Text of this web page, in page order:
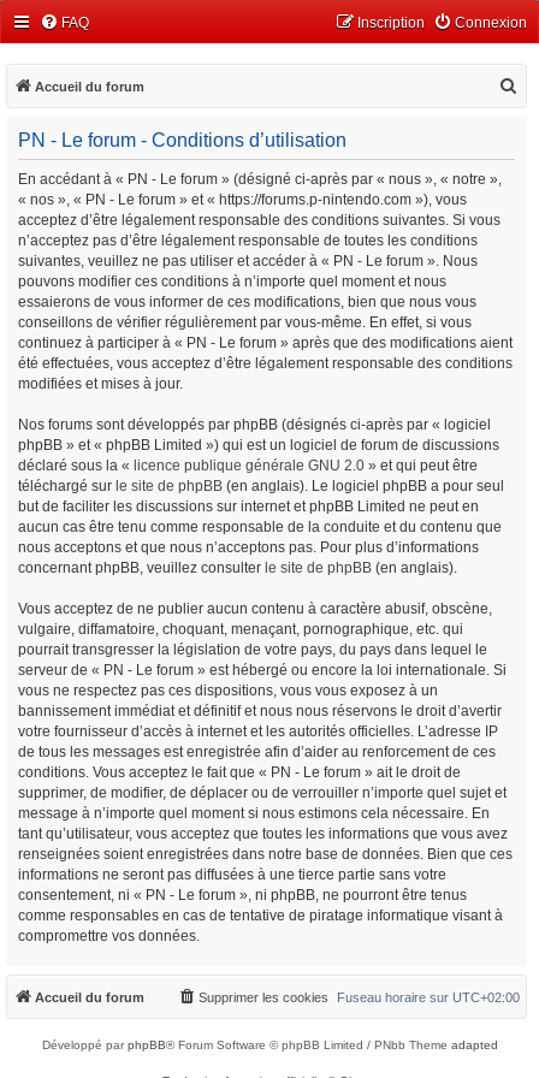
FAQ Connexion
Inscription
Accueil du forum
PN - Le forum - Conditions d’utilisation
En accédant à « PN - Le forum » (désigné ci-après par « nous », « notre »,
« nos », « PN - Le forum » et « https://forums.p-nintendo.com »), vous
acceptez d’être légalement responsable des conditions suivantes. Si vous
n’acceptez pas d’être légalement responsable de toutes les conditions
suivantes, veuillez ne pas utiliser et accéder à « PN - Le forum ». Nous
pouvons modifier ces conditions à n’importe quel moment et nous
essaierons de vous informer de ces modifications, bien que nous vous
conseillons de vérifier régulièrement par vous-même. En effet, si vous
continuez à participer à « PN - Le forum » après que des modifications aient
été effectuées, vous acceptez d’être légalement responsable des conditions
modifiées et mises à jour.
Nos forums sont développés par phpBB (désignés ci-après par « logiciel
phpBB » et « phpBB Limited ») qui est un logiciel de forum de discussions
déclaré sous la « licence publique générale GNU 2.0 » et qui peut être
téléchargé sur le site de phpBB (en anglais). Le logiciel phpBB a pour seul
but de faciliter les discussions sur internet et phpBB Limited ne peut en
aucun cas être tenu comme responsable de la conduite et du contenu que
nous acceptons et que nous n’acceptons pas. Pour plus d’informations
concernant phpBB, veuillez consulter le site de phpBB (en anglais).
Vous acceptez de ne publier aucun contenu à caractère abusif, obscène,
vulgaire, diffamatoire, choquant, menaçant, pornographique, etc. qui
pourrait transgresser la législation de votre pays, du pays dans lequel le
serveur de « PN - Le forum » est hébergé ou encore la loi internationale. Si
vous ne respectez pas ces dispositions, vous vous exposez à un
bannissement immédiat et définitif et nous nous réservons le droit d’avertir
votre fournisseur d’accès à internet et les autorités officielles. L’adresse IP
de tous les messages est enregistrée afin d’aider au renforcement de ces
conditions. Vous acceptez le fait que « PN - Le forum » ait le droit de
supprimer, de modifier, de déplacer ou de verrouiller n’importe quel sujet et
message à n’importe quel moment si nous estimons cela nécessaire. En
tant qu’utilisateur, vous acceptez que toutes les informations que vous avez
renseignées soient enregistrées dans notre base de données. Bien que ces
informations ne seront pas diffusées à une tierce partie sans votre
consentement, ni « PN - Le forum », ni phpBB, ne pourront être tenus
comme responsables en cas de tentative de piratage informatique visant à
compromettre vos données.
Accueil du forum Fuseau horaire sur UTC+02:00
Supprimer les cookies
Développé parphpBB® Forum Software © phpBB Limited / PNbb Theme adapted